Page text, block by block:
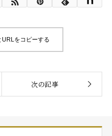
をコピーする